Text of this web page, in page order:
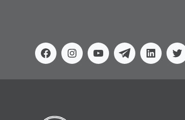
FacebookInstagram
YoutubeTelegram